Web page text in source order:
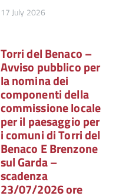
17 July 2026
Torri del Benaco –
Avviso pubblico per
la nomina dei
componenti della
commissione locale
per il paesaggio per
i comuni di Torri del
Benaco E Brenzone
sul Garda –
scadenza
23/07/2026 ore